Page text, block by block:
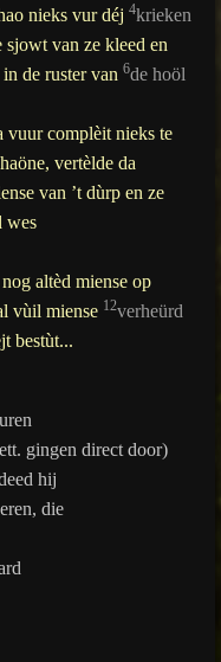
nieks vur déj 4krieken
van ze kleed en
de ruster van 6de hoöl
vuur complèit nieks te
vertèlde da
van ’t dùrp en ze
wes
altèd miense op
vùil miense 12verheürd
bestùt...
gingen direct door)
hij
die